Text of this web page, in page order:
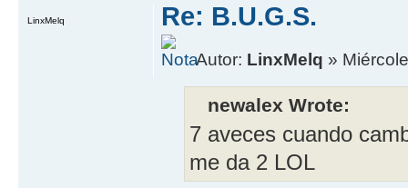
Re: B.U.G.S.
Autor: LinxMelq »
newalex Wrote:
7 aveces cuando
me da 2 LOL
LinxMelq